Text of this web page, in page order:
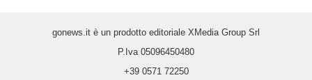
gonews.it è un prodotto editoriale XMedia Group Srl
P.Iva 05096450480
+39 0571 72250